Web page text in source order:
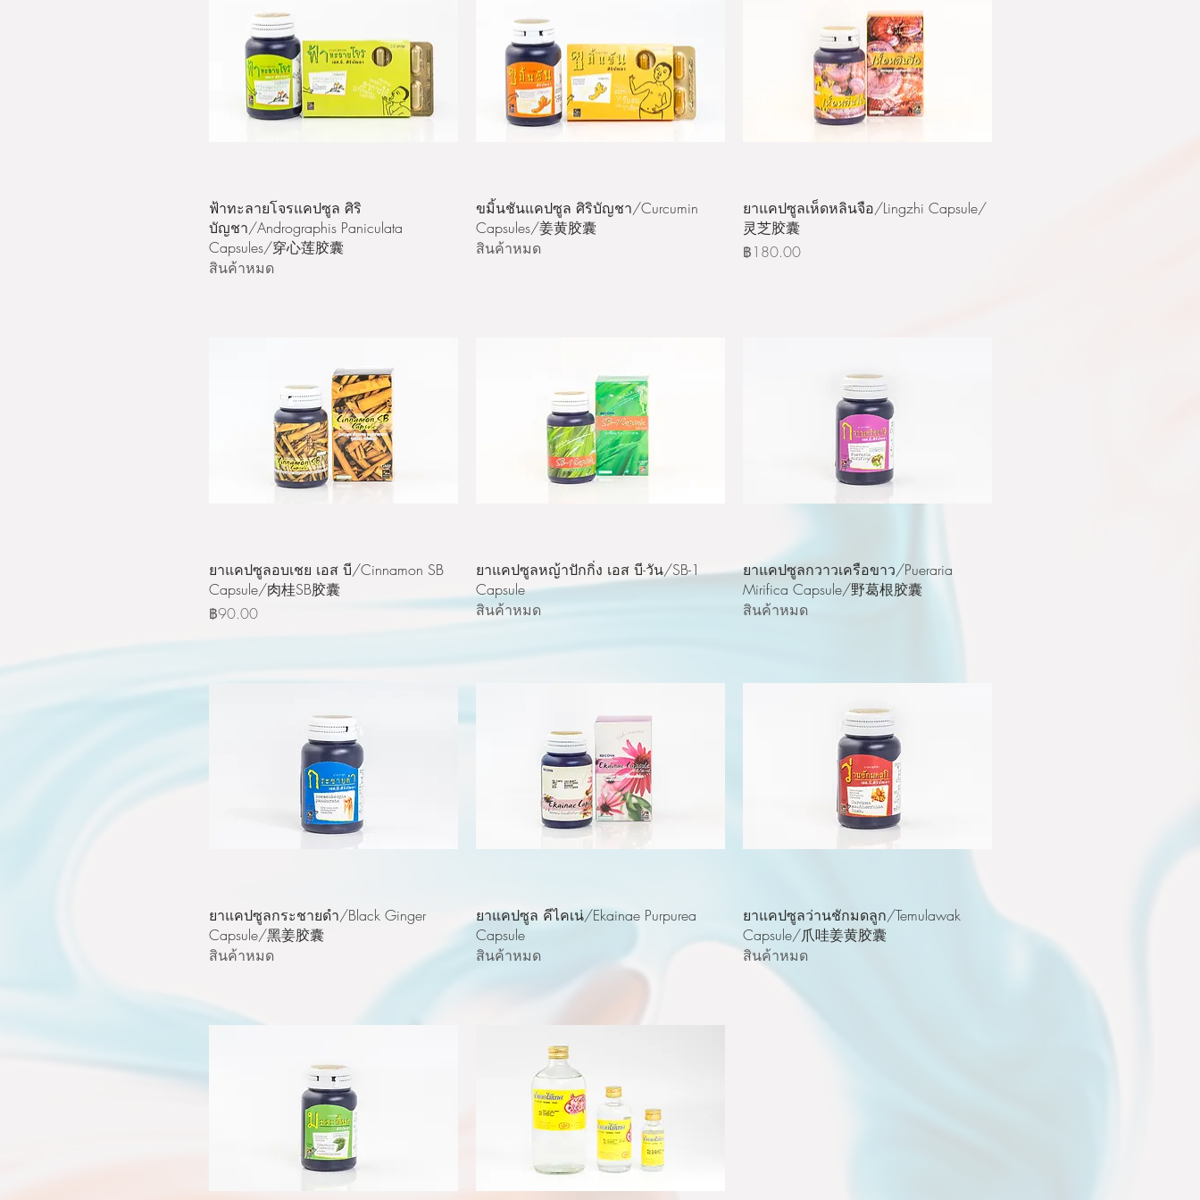
ดูข้อมูลด่วน
ฟ้าทะลายโจรแคปซูล ศิริ
บัญชา/Andrographis Paniculata
Capsules/穿心莲胶囊
สินค้าหมด
ดูข้อมูลด่วน
ขมิ้นชันแคปซูล ศิริบัญชา/Curcumin
Capsules/姜黄胶囊
สินค้าหมด
ดูข้อมูลด่วน
ยาแคปซูลเห็ดหลินจือ/Lingzhi Capsule/
灵芝胶囊
ราคา
฿180.00
ดูข้อมูลด่วน
ยาแคปซูลอบเชย เอส บี/Cinnamon SB
Capsule/肉桂SB胶囊
ราคา
฿90.00
ดูข้อมูลด่วน
ยาแคปซูลหญ้าปักกิ่ง เอส บี-วัน/SB-1
Capsule
สินค้าหมด
ดูข้อมูลด่วน
ยาแคปซูลกวาวเครือขาว/Pueraria
Mirifica Capsule/野葛根胶囊
สินค้าหมด
ดูข้อมูลด่วน
ยาแคปซูลกระชายดำ/Black Ginger
Capsule/黑姜胶囊
สินค้าหมด
ดูข้อมูลด่วน
ยาแคปซูล คีไคเน่/Ekainae Purpurea
Capsule
สินค้าหมด
ดูข้อมูลด่วน
ยาแคปซูลว่านชักมดลูก/Temulawak
Capsule/爪哇姜黄胶囊
สินค้าหมด